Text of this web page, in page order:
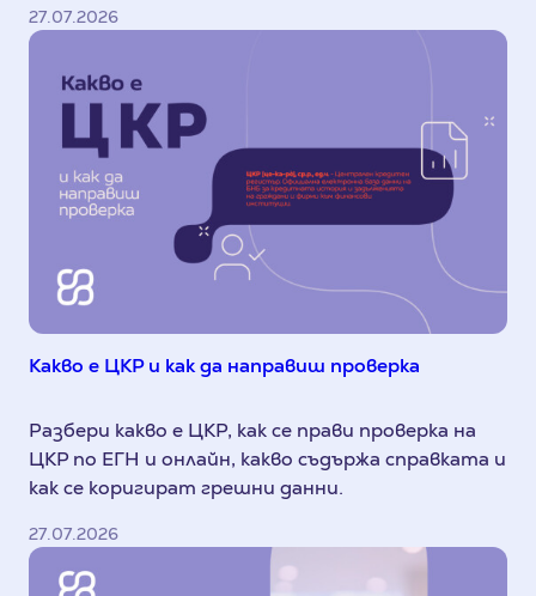
27.07.2026
Какво е ЦКР и как да направиш проверка
Разбери какво е ЦКР, как се прави проверка на
ЦКР по ЕГН и онлайн, какво съдържа справката и
как се коригират грешни данни.
27.07.2026